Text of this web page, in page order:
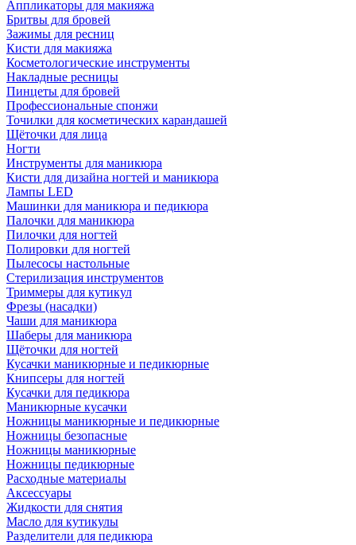
Аппликаторы для макияжа
Бритвы для бровей
Зажимы для ресниц
Кисти для макияжа
Косметологические инструменты
Накладные ресницы
Пинцеты для бровей
Профессиональные спонжи
Точилки для косметических карандашей
Щёточки для лица
Ногти
Инструменты для маникюра
Кисти для дизайна ногтей и маникюра
Лампы LED
Машинки для маникюра и педикюра
Палочки для маникюра
Пилочки для ногтей
Полировки для ногтей
Пылесосы настольные
Стерилизация инструментов
Триммеры для кутикул
Фрезы (насадки)
Чаши для маникюра
Шаберы для маникюра
Щёточки для ногтей
Кусачки маникюрные и педикюрные
Книпсеры для ногтей
Кусачки для педикюра
Маникюрные кусачки
Ножницы маникюрные и педикюрные
Ножницы безопасные
Ножницы маникюрные
Ножницы педикюрные
Расходные материалы
Аксессуары
Жидкости для снятия
Масло для кутикулы
Разделители для педикюра